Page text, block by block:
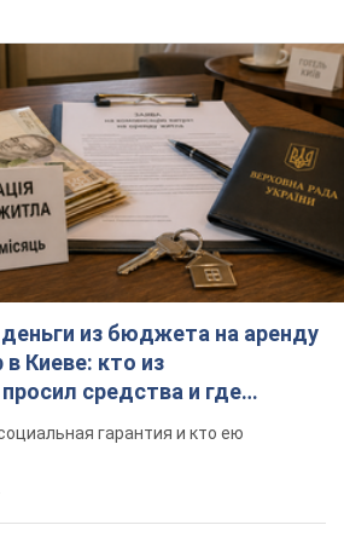
из бюджета на аренду
Киеве: кто из
средства и где
гарантия и кто ею